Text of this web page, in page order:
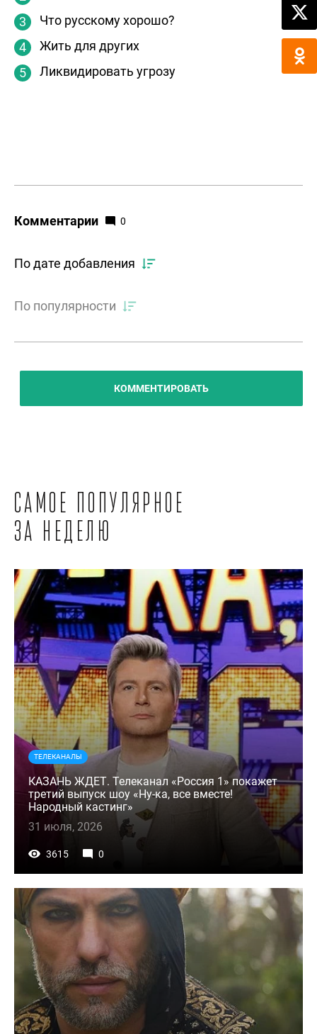
Что русскому хорошо?
Жить для других
Ликвидировать угрозу
Комментарии 0
По дате добавления
По популярности
КОММЕНТИРОВАТЬ
Самое популярное
за неделю
ТЕЛЕКАНАЛЫ
КАЗАНЬ ЖДЕТ. Телеканал «Россия 1» покажет
третий выпуск шоу «Ну-ка, все вместе!
Народный кастинг»
31 июля, 2026
3615 0